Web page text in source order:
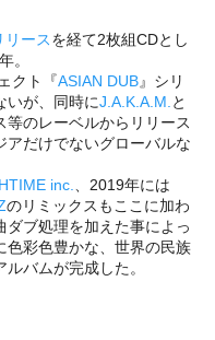
リースを経て2枚組CDとし
。
クト『ASIAN DUB』シリ
いが、同時にJ.A.K.A.M. と
等のレーベルからリリース
アだけでないグローバルな
inc.
、2019年には
のリミックスもここに加わ
ダブ処理を加えた事によっ
色彩色豊かな、世界の民族
バムが完成した。